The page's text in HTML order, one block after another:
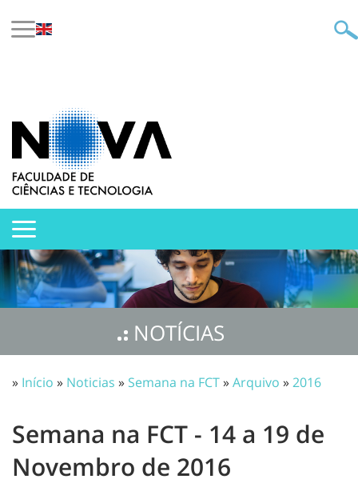
NOTÍCIAS
» Início » Noticias » Semana na FCT»Arquivo »2016
Semana na FCT - 14 a 19 de
Novembro de 2016